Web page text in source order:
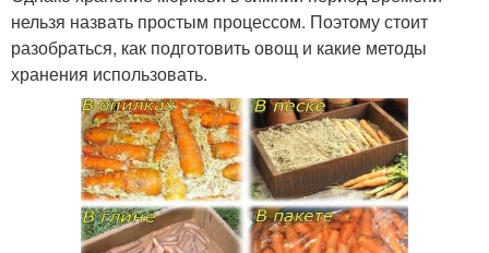
нельзя назвать простым процессом. Поэтому стоит
разобраться, как подготовить овощ и какие методы
хранения использовать.